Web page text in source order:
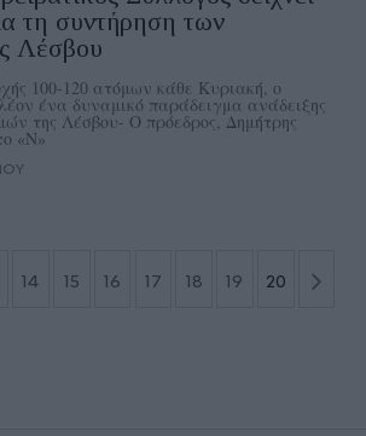
τη συντήρηση των
Λέσβου
100-120 ατόμων κάθε Κυριακή, ο
ένα δυναμικό παράδειγμα ανάδειξης
της Λέσβου- Ο πρόεδρος, Δημήτρης
«Ν»
14 15 16 17 18 19 20